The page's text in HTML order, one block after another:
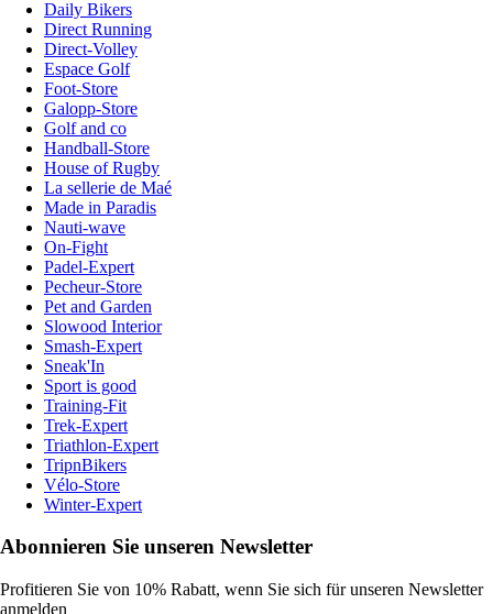
Daily Bikers
Direct Running
Direct-Volley
Espace Golf
Foot-Store
Galopp-Store
Golf and co
Handball-Store
House of Rugby
La sellerie de Maé
Made in Paradis
Nauti-wave
On-Fight
Padel-Expert
Pecheur-Store
Pet and Garden
Slowood Interior
Smash-Expert
Sneak'In
Sport is good
Training-Fit
Trek-Expert
Triathlon-Expert
TripnBikers
Vélo-Store
Winter-Expert
Abonnieren Sie unseren Newsletter
Profitieren Sie von 10% Rabatt, wenn Sie sich für unseren Newsletter
anmelden